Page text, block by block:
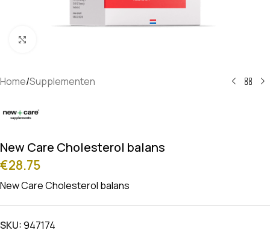
Home/Supplementen
New Care Cholesterol balans
€28.75
New Care Cholesterol balans
SKU:947174